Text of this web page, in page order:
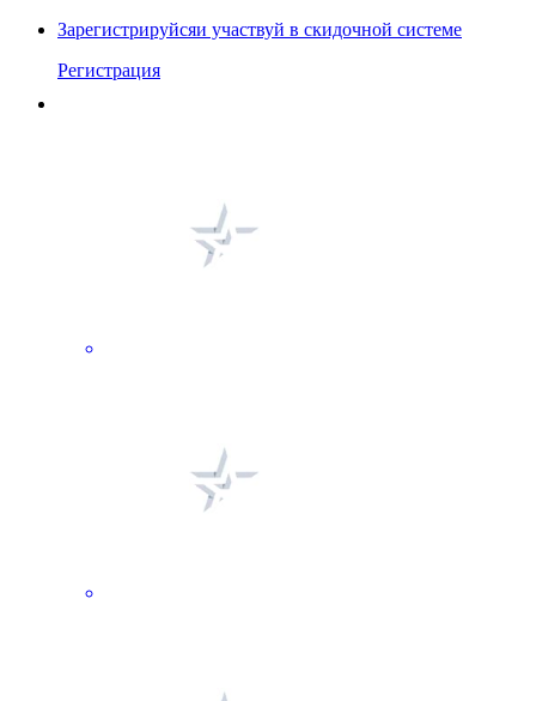
Зарегистрируйсяи участвуй в скидочной системе
Регистрация